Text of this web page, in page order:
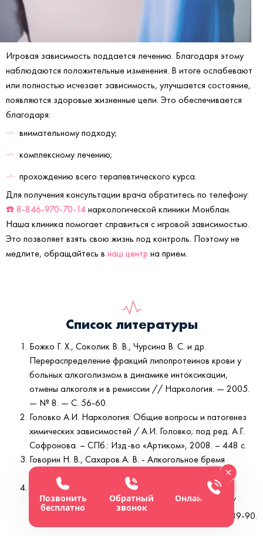
Игровая зависимость поддается лечению. Благодаря этому
наблюдаются положительные изменения. В итоге ослабевают
или полностью исчезает зависимость, улучшается состояние,
появляются здоровые жизненные цели. Это обеспечивается
благодаря:
внимательному подходу;
комплексному лечению;
прохождению всего терапевтического курса.
Для получения консультации врача обратитесь по телефону:
☎️ 8-846-970-70-14 наркологической клиники Монблан.
Наша клиника помогает справиться с игровой зависимостью.
Это позволяет взять свою жизнь под контроль. Поэтому не
медлите, обращайтесь в наш центр на прием.
Список литературы
Божко Г. Х., Соколик В. В., Чурсина В. С. и др.
Перераспределение фракций липопротеинов крови у
больных алкоголизмом в динамике интоксикации,
отмены алкоголя и в ремиссии // Наркология. — 2005.
— № 8. — С. 56-60.
Головко А.И. Наркология: Общие вопросы и патогенез
химических зависимостей / А.И. Головко; под ред. А.Г.
Софронова. – СПб.: Изд-во «Артиком», 2008. – 448 с.
Говорин Н. В., Сахаров А. В. - Алкогольное бремя
соматического стационара
Москаленко В.Д., Ванюков М.М., Соловьева З.В.
Ассортативность браков больных алкоголизмом //
Генетика человека и патология. - Томск, 1989. - С. 89-90.
Позвонить
бесплатно
Обратный
звонок
Онлайн-чат